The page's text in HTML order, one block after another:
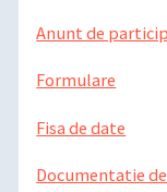
Anunt de
Formulare
Fisa de date
Documentatie